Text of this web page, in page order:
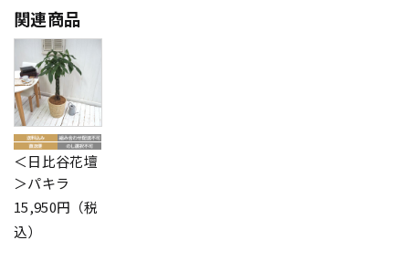
関連商品
＜日比谷花壇
＞パキラ
15,950円（税
込）